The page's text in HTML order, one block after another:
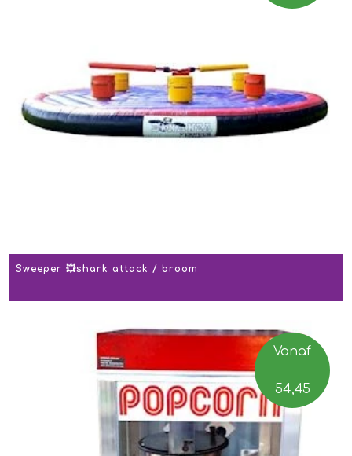
Sweeper 💥shark attack / broom
Vanaf
54,45